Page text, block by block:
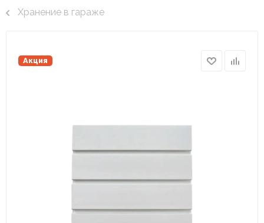
Хранение в гараже
Акция